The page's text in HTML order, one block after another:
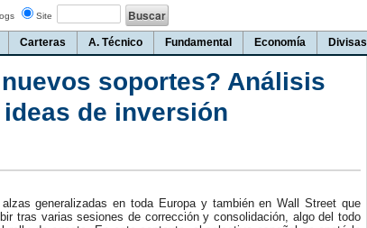
Site
Carteras A. Técnico Fundamental Economía Divisas
soportes? Análisis
de inversión
generalizadas en toda Europa y también en Wall Street que
tras varias sesiones de corrección y consolidación, algo del todo